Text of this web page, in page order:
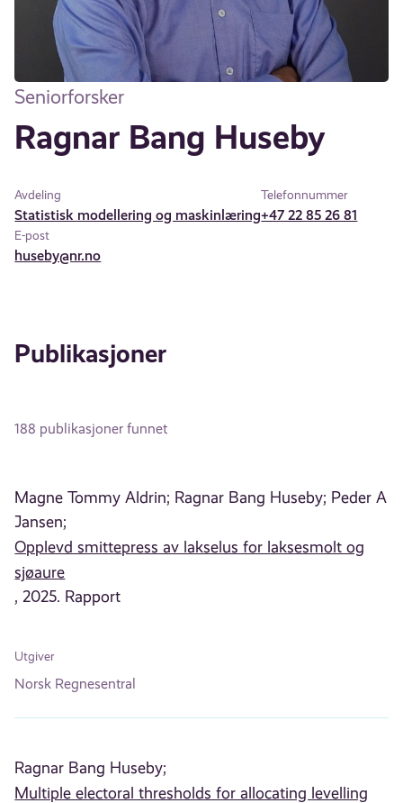
Seniorforsker
Ragnar Bang Huseby
Avdeling
Statistisk modellering og maskinlæring
Telefonnummer
+47 22 85 26 81
E-post
huseby@nr.no
Publikasjoner
188 publikasjoner funnet
Magne Tommy Aldrin; Ragnar Bang Huseby; Peder A
Jansen;
Opplevd smittepress av lakselus for laksesmolt og
sjøaure
, 2025. Rapport
Utgiver
Norsk Regnesentral
Ragnar Bang Huseby;
Multiple electoral thresholds for allocating levelling